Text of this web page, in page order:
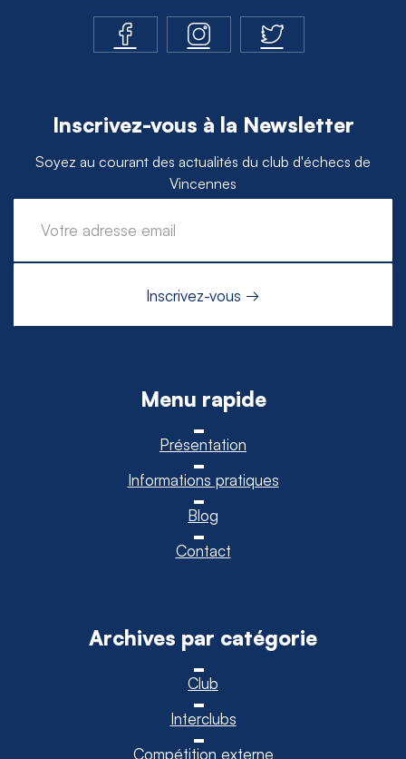
Inscrivez-vous à la Newsletter
Soyez au courant des actualités du club d'échecs de
Vincennes
Menu rapide
Présentation
Informations pratiques
Blog
Contact
Archives par catégorie
Club
Interclubs
Compétition externe